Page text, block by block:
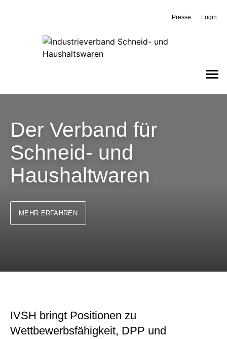
Presse Login
Der Verband für
Schneid- und
Haushaltwaren
MEHR ERFAHREN
IVSH bringt Positionen zu
Wettbewerbsfähigkeit, DPP und